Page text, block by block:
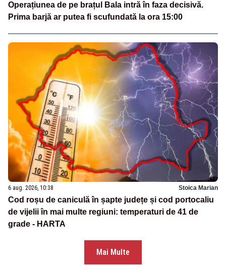
Operațiunea de pe brațul Bala intră în faza decisivă.
Prima barjă ar putea fi scufundată la ora 15:00
6 aug. 2026, 10:38 Stoica Marian
Cod roșu de caniculă în șapte județe și cod portocaliu
de vijelii în mai multe regiuni: temperaturi de 41 de
grade - HARTA
Mai Multe